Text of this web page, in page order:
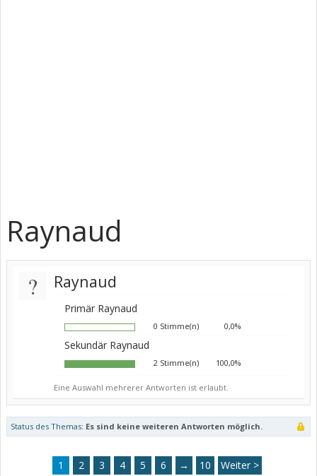
Raynaud
? Raynaud
Primär Raynaud
0 Stimme(n) 0,0%
Sekundär Raynaud
2 Stimme(n) 100,0%
Eine Auswahl mehrerer Antworten ist erlaubt.
Status des Themas: Es sind keine weiteren Antworten möglich.
1 2 3 4 5 6 → 10 Weiter >